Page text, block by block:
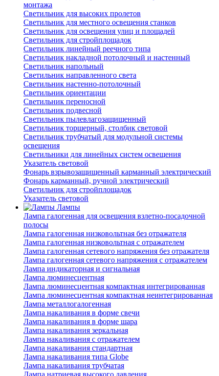
монтажа
Светильник для высоких пролетов
Светильник для местного освещения станков
Светильник для освещения улиц и площадей
Светильник для стройплощадок
Светильник линейный реечного типа
Светильник накладной потолочный и настенный
Светильник напольный
Светильник направленного света
Светильник настенно-потолочный
Светильник ориентации
Светильник переносной
Светильник подвесной
Светильник пылевлагозащищенный
Светильник торшерный, столбик световой
Светильник трубчатый для модульной системы
освещения
Светильники для линейных систем освещения
Указатель световой
Фонарь взрывозащищенный карманный электрический
Фонарь карманный, ручной электрический
Светильник для стройплощадок
Указатель световой
Лампы
Лампа галогенная для освещения взлетно-посадочной
полосы
Лампа галогенная низковольтная без отражателя
Лампа галогенная низковольтная с отражателем
Лампа галогенная сетевого напряжения без отражателя
Лампа галогенная сетевого напряжения с отражателем
Лампа индикаторная и сигнальная
Лампа люминесцентная
Лампа люминесцентная компактная интегрированная
Лампа люминесцентная компактная неинтегрированная
Лампа металлогалогенная
Лампа накаливания в форме свечи
Лампа накаливания в форме шара
Лампа накаливания зеркальная
Лампа накаливания с отражателем
Лампа накаливания стандартная
Лампа накаливания типа Globe
Лампа накаливания трубчатая
Лампа натриевая высокого давления